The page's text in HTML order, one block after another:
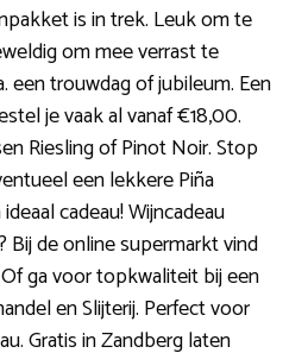
is in trek. Leuk om te
om mee verrast te
een trouwdag of jubileum. Een
je vaak al vanaf €18,00.
Riesling of Pinot Noir. Stop
een lekkere Piña
cadeau! Wijncadeau
Bij de online supermarkt vind
ga voor topkwaliteit bij een
en Slijterij. Perfect voor
Gratis in Zandberg laten